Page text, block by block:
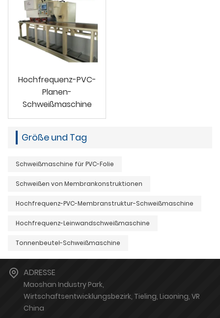
Hochfrequenz-PVC-
Planen-
Schweißmaschine
Größe und Tag
Schweißmaschine für PVC-Folie
Schweißen von Membrankonstruktionen
Hochfrequenz-PVC-Membranstruktur-Schweißmaschine
Hochfrequenz-Leinwandschweißmaschine
Tonnenbeutel-Schweißmaschine
ADRESSE
Maoshan Industry Park,
Wirtschaftsentwicklungsbezirk, Tieling, Liaoning, VR
China